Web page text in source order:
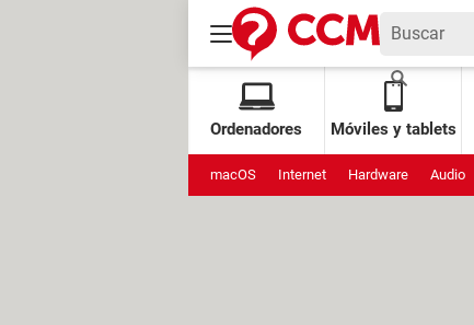
Ordenadores Móviles y tablets
macOS Internet Hardware Audio